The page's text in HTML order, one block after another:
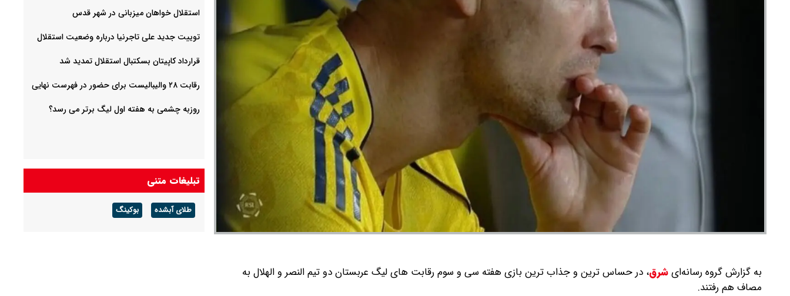
به گزارش گروه رسانه‌ایشرق، در حساس ترین و جذاب ترین بازی هفته سی و سوم رقابت های لیگ عربستان دو تیم النصر و الهلال به
مصاف هم رفتند.
استقلال خواهان میزبانی در شهر قدس
توییت جدید علی تاجرنیا درباره وضعیت استقلال
قرارداد کاپیتان بسکتبال استقلال تمدید شد
رقابت ۲۸ والیبالیست برای حضور در فهرست نهایی
روزبه چشمی به هفته اول لیگ برتر می رسد؟
تبلیغات متنی
طلای آبشده بوکینگ